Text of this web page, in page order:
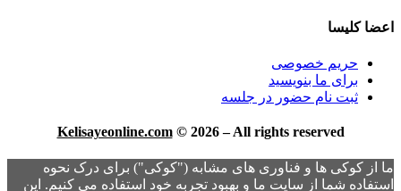
اعضا کلیسا
حریم خصوصی
برای ما بنویسید
ثبت نام حضور در جلسه
Kelisayeonline.com© 2026 – All rights reserved
ما از کوکی ها و فناوری های مشابه ("کوکی") برای درک نحوه
استفاده شما از سایت ما و بهبود تجربه خود استفاده می کنیم. این